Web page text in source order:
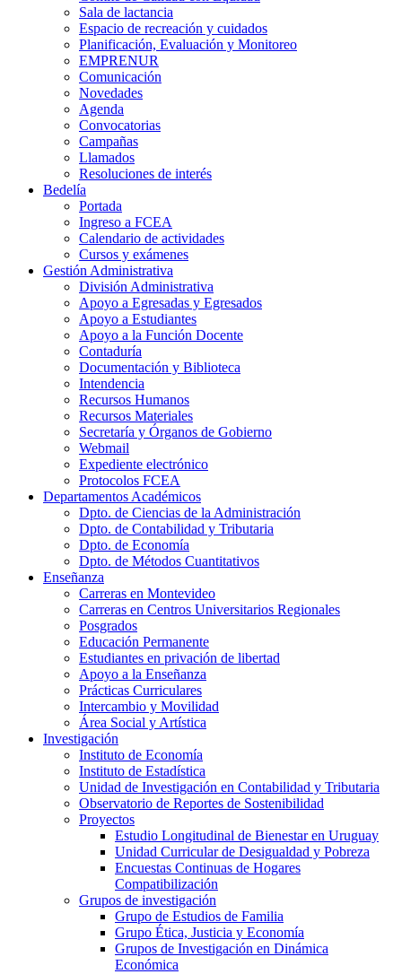
Sala de lactancia
Espacio de recreación y cuidados
Planificación, Evaluación y Monitoreo
EMPRENUR
Comunicación
Novedades
Agenda
Convocatorias
Campañas
Llamados
Resoluciones de interés
Bedelía
Portada
Ingreso a FCEA
Calendario de actividades
Cursos y exámenes
Gestión Administrativa
División Administrativa
Apoyo a Egresadas y Egresados
Apoyo a Estudiantes
Apoyo a la Función Docente
Contaduría
Documentación y Biblioteca
Intendencia
Recursos Humanos
Recursos Materiales
Secretaría y Órganos de Gobierno
Webmail
Expediente electrónico
Protocolos FCEA
Departamentos Académicos
Dpto. de Ciencias de la Administración
Dpto. de Contabilidad y Tributaria
Dpto. de Economía
Dpto. de Métodos Cuantitativos
Enseñanza
Carreras en Montevideo
Carreras en Centros Universitarios Regionales
Posgrados
Educación Permanente
Estudiantes en privación de libertad
Apoyo a la Enseñanza
Prácticas Curriculares
Intercambio y Movilidad
Área Social y Artística
Investigación
Instituto de Economía
Instituto de Estadística
Unidad de Investigación en Contabilidad y Tributaria
Observatorio de Reportes de Sostenibilidad
Proyectos
Estudio Longitudinal de Bienestar en Uruguay
Unidad Curricular de Desigualdad y Pobreza
Encuestas Continuas de Hogares
Compatibilización
Grupos de investigación
Grupo de Estudios de Familia
Grupo Ética, Justicia y Economía
Grupos de Investigación en Dinámica
Económica